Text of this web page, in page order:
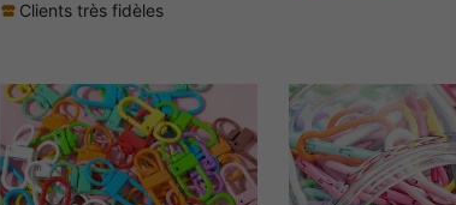
Clients très fidèles